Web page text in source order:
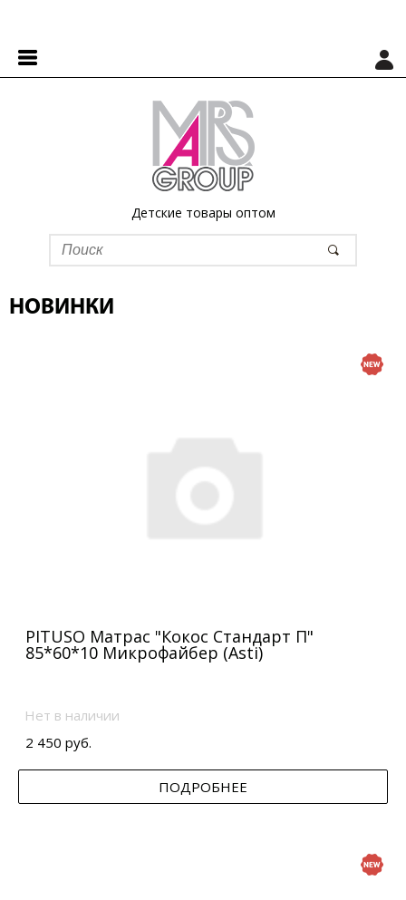
Детские товары оптом
НОВИНКИ
PITUSO Матрас "Кокос Стандарт П"
85*60*10 Микрофайбер (Asti)
Нет в наличии
2 450 руб.
ПОДРОБНЕЕ